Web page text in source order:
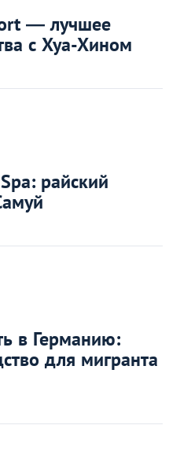
— лучшее
с Хуа-Хином
райский
в Германию:
для мигранта